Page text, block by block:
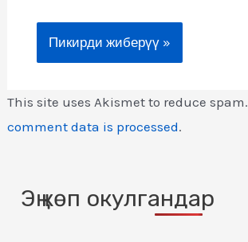
This site uses Akismet to reduce spam.
comment data is processed.
Эң көп окулгандар